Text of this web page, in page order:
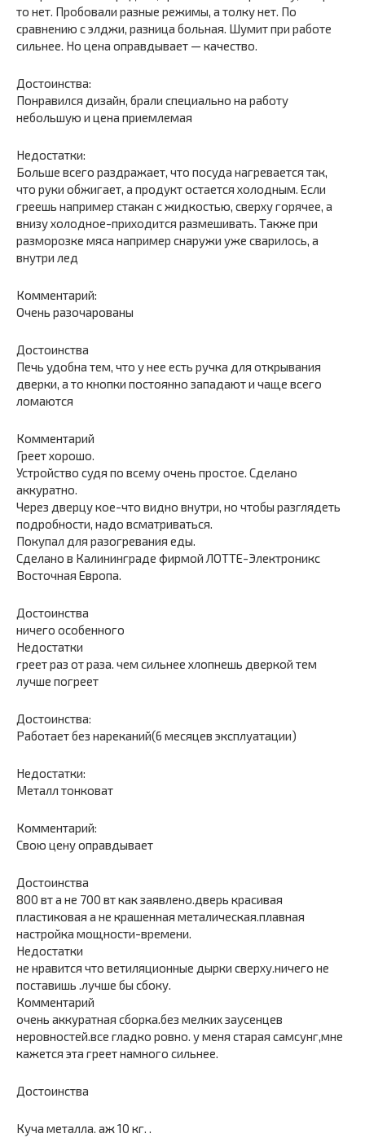
то нет. Пробовали разные режимы, а толку нет. По
сравнению с элджи, разница больная. Шумит при работе
сильнее. Но цена оправдывает — качество.
Достоинства:
Понравился дизайн, брали специально на работу
небольшую и цена приемлемая
Недостатки:
Больше всего раздражает, что посуда нагревается так,
что руки обжигает, а продукт остается холодным. Если
греешь например стакан с жидкостью, сверху горячее, а
внизу холодное-приходится размешивать. Также при
разморозке мяса например снаружи уже сварилось, а
внутри лед
Комментарий:
Очень разочарованы
Достоинства
Печь удобна тем, что у нее есть ручка для открывания
дверки, а то кнопки постоянно западают и чаще всего
ломаются
Комментарий
Греет хорошо.
Устройство судя по всему очень простое. Сделано
аккуратно.
Через дверцу кое-что видно внутри, но чтобы разглядеть
подробности, надо всматриваться.
Покупал для разогревания еды.
Сделано в Калининграде фирмой ЛОТТЕ-Электроникс
Восточная Европа.
Достоинства
ничего особенного
Недостатки
греет раз от раза. чем сильнее хлопнешь дверкой тем
лучше погреет
Достоинства:
Работает без нареканий(6 месяцев эксплуатации)
Недостатки:
Металл тонковат
Комментарий:
Свою цену оправдывает
Достоинства
800 вт а не 700 вт как заявлено.дверь красивая
пластиковая а не крашенная металическая.плавная
настройка мощности-времени.
Недостатки
не нравится что ветиляционные дырки сверху.ничего не
поставишь .лучше бы сбоку.
Комментарий
очень аккуратная сборка.без мелких заусенцев
неровностей.все гладко ровно. у меня старая самсунг,мне
кажется эта греет намного сильнее.
Достоинства
Куча металла. аж 10 кг. .